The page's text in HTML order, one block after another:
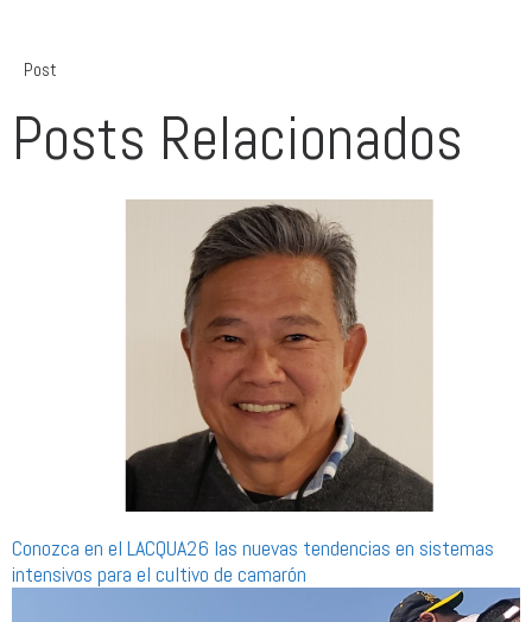
Post
Posts Relacionados
Conozca en el LACQUA26 las nuevas tendencias en sistemas
intensivos para el cultivo de camarón